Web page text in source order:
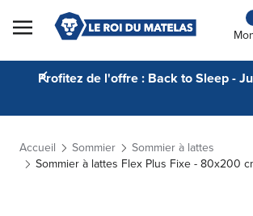
Skip to Content
Profitez de l'offre : Back to Sleep -
Accueil Sommier
Sommier à lattes
Sommier à lattes Flex Plus Fixe - 80x200